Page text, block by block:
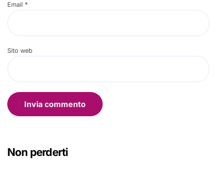
Email *
Sito web
Non perderti